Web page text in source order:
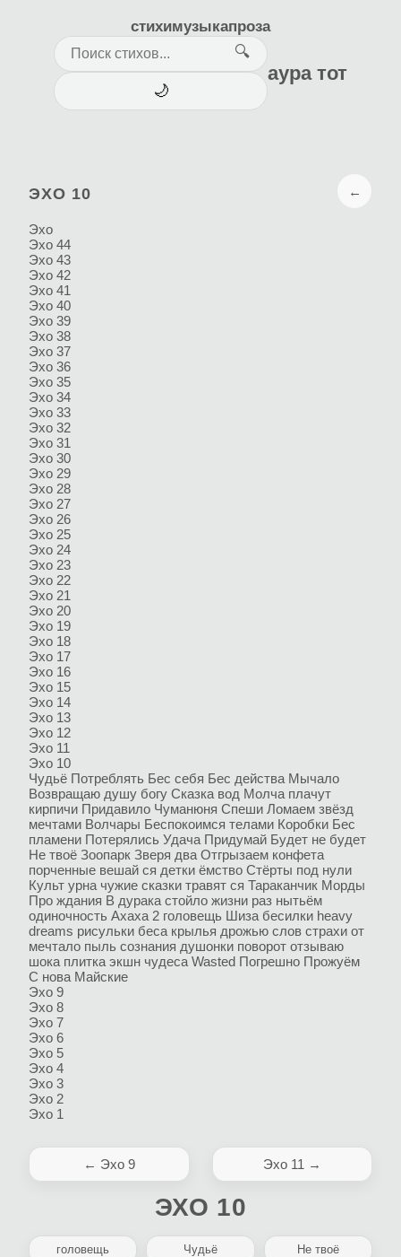
стихимузыкапроза
🔍
🌙
аура тот
ЭХО 10 ←
Эхо
Эхо 44
Эхо 43
Эхо 42
Эхо 41
Эхо 40
Эхо 39
Эхо 38
Эхо 37
Эхо 36
Эхо 35
Эхо 34
Эхо 33
Эхо 32
Эхо 31
Эхо 30
Эхо 29
Эхо 28
Эхо 27
Эхо 26
Эхо 25
Эхо 24
Эхо 23
Эхо 22
Эхо 21
Эхо 20
Эхо 19
Эхо 18
Эхо 17
Эхо 16
Эхо 15
Эхо 14
Эхо 13
Эхо 12
Эхо 11
Эхо 10
Чудьё Потреблять Бес себя Бес действа Мычало
Возвращаю душу богу Сказка вод Молча плачут
кирпичи Придавило Чуманюня Спеши Ломаем звёзд
мечтами Волчары Беспокоимся телами Коробки Бес
пламени Потерялись Удача Придумай Будет не будет
Не твоё Зоопарк Зверя два Отгрызаем конфета
порченные вешай ся детки ёмство Стёрты под нули
Культ урна чужие сказки травят ся Тараканчик Морды
Про ждания В дурака стойло жизни раз нытьём
одиночность Ахаха 2 головещь Шиза бесилки heavy
dreams рисульки беса крылья дрожью слов страхи от
мечтало пыль сознания душонки поворот отзываю
шока плитка экшн чудеса Wasted Погрешно Прожуём
С нова Майские
Эхо 9
Эхо 8
Эхо 7
Эхо 6
Эхо 5
Эхо 4
Эхо 3
Эхо 2
Эхо 1
← Эхо 9 Эхо 11 →
ЭХО 10
головещь Чудьё Не твоё